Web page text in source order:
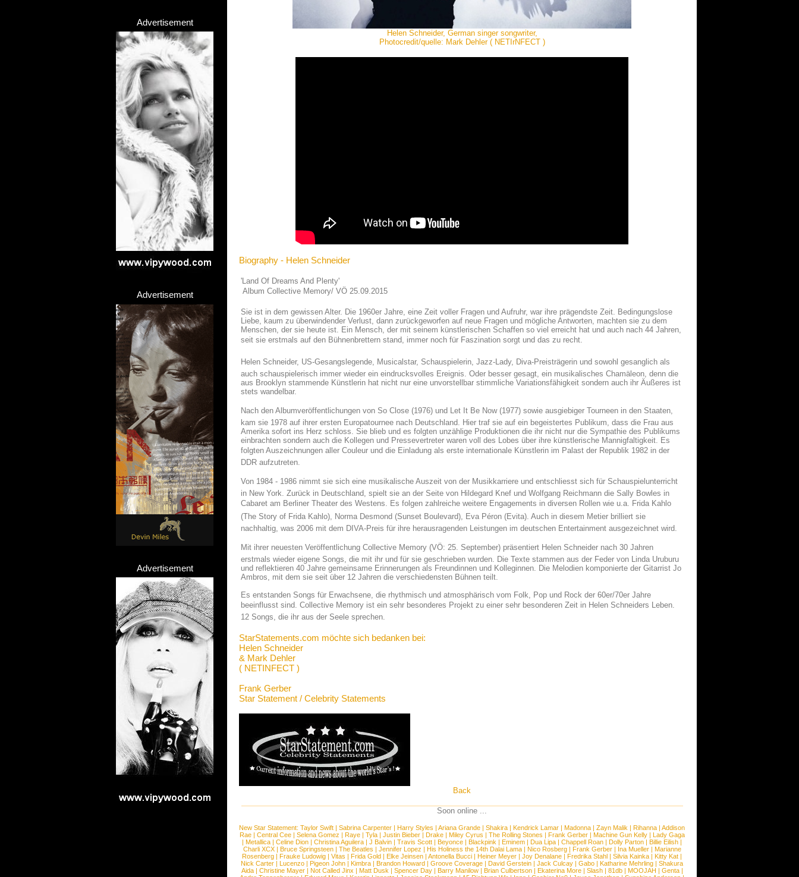
Advertisement
Advertisement
Advertisement
Helen Schneider, German singer songwriter,
Photocredit/quelle: Mark Dehler ( NETIrNFECT )
Biography - Helen Schneider
'Land Of Dreams And Plenty'
 Album Collective Memory/ VÖ 25.09.2015
Sie ist in dem gewissen Alter. Die 1960er Jahre, eine Zeit voller Fragen und Aufruhr, war ihre prägendste Zeit. Bedingungslose
Liebe, kaum zu überwindender Verlust, dann zurückgeworfen auf neue Fragen und mögliche Antworten, machten sie zu dem
Menschen, der sie heute ist. Ein Mensch, der mit seinem künstlerischen Schaffen so viel erreicht hat und auch nach 44 Jahren,
seit sie erstmals auf den Bühnenbrettern stand, immer noch für Faszination sorgt und das zu recht.
Helen Schneider, US-Gesangslegende, Musicalstar, Schauspielerin, Jazz-Lady, Diva-Preisträgerin und sowohl gesanglich als
auch schauspielerisch immer wieder ein eindrucksvolles Ereignis. Oder besser gesagt, ein musikalisches Chamäleon, denn die
aus Brooklyn stammende Künstlerin hat nicht nur eine unvorstellbar stimmliche Variationsfähigkeit sondern auch ihr Äußeres ist
stets wandelbar.
Nach den Albumveröffentlichungen von So Close (1976) und Let It Be Now (1977) sowie ausgiebiger Tourneen in den Staaten,
kam sie 1978 auf ihrer ersten Europatournee nach Deutschland. Hier traf sie auf ein begeistertes Publikum, dass die Frau aus
Amerika sofort ins Herz schloss. Sie blieb und es folgten unzählige Produktionen die ihr nicht nur die Sympathie des Publikums
einbrachten sondern auch die Kollegen und Pressevertreter waren voll des Lobes über ihre künstlerische Mannigfaltigkeit. Es
folgten Auszeichnungen aller Couleur und die Einladung als erste internationale Künstlerin im Palast der Republik 1982 in der
DDR aufzutreten.
Von 1984 - 1986 nimmt sie sich eine musikalische Auszeit von der Musikkarriere und entschliesst sich für Schauspielunterricht
in New York. Zurück in Deutschland, spielt sie an der Seite von Hildegard Knef und Wolfgang Reichmann die Sally Bowles in
Cabaret am Berliner Theater des Westens. Es folgen zahlreiche weitere Engagements in diversen Rollen wie u.a. Frida Kahlo
(The Story of Frida Kahlo), Norma Desmond (Sunset Boulevard), Eva Péron (Evita). Auch in diesem Metier brilliert sie
nachhaltig, was 2006 mit dem DIVA-Preis für ihre herausragenden Leistungen im deutschen Entertainment ausgezeichnet wird.
Mit ihrer neuesten Veröffentlichung Collective Memory (VÖ: 25. September) präsentiert Helen Schneider nach 30 Jahren
erstmals wieder eigene Songs, die mit ihr und für sie geschrieben wurden. Die Texte stammen aus der Feder von Linda Uruburu
und reflektieren 40 Jahre gemeinsame Erinnerungen als Freundinnen und Kolleginnen. Die Melodien komponierte der Gitarrist Jo
Ambros, mit dem sie seit über 12 Jahren die verschiedensten Bühnen teilt.
Es entstanden Songs für Erwachsene, die rhythmisch und atmosphärisch vom Folk, Pop und Rock der 60er/70er Jahre
beeinflusst sind. Collective Memory ist ein sehr besonderes Projekt zu einer sehr besonderen Zeit in Helen Schneiders Leben.
12 Songs, die ihr aus der Seele sprechen.
StarStatements.com möchte sich bedanken bei:
Helen Schneider
& Mark Dehler
( NETINFECT )
Frank Gerber
Star Statement / Celebrity Statements
Back
Soon online ...
New Star Statement: Taylor Swift | Sabrina Carpenter | Harry Styles | Ariana Grande | Shakira | Kendrick Lamar | Madonna | Zayn Malik | Rihanna | Addison
Rae| Central Cee| Selena Gomez | Raye| Tyla| Justin Bieber| Drake| Miley Cyrus | The Rolling Stones | Frank Gerber| Machine Gun Kelly| Lady Gaga
| Metallica | Celine Dion | Christina Aguilera | J Balvin | Travis Scott | Beyonce | Blackpink | Eminem | Dua Lipa | Chappell Roan | Dolly Parton | Billie Eilish |
Charli XCX| Bruce Springsteen| The Beatles | Jennifer Lopez | His Holiness the 14th Dalai Lama| Nico Rosberg| Frank Gerber| Ina Mueller| Marianne
Rosenberg | Frauke Ludowig | Vitas | Frida Gold | Elke Jeinsen | Antonella Bucci | Heiner Meyer | Joy Denalane | Fredrika Stahl | Silvia Kainka | Kitty Kat |
Nick Carter | Lucenzo | Pigeon John | Kimbra | Brandon Howard | Groove Coverage | David Gerstein | Jack Culcay | Gabo | Katharine Mehrling | Shakura
Aida| Christine Mayer| Not Called Jinx | Matt Dusk | Spencer Day| Barry Manilow| Brian Culbertson| Ekaterina More| Slash| 81db| MOOJAH | Genta|